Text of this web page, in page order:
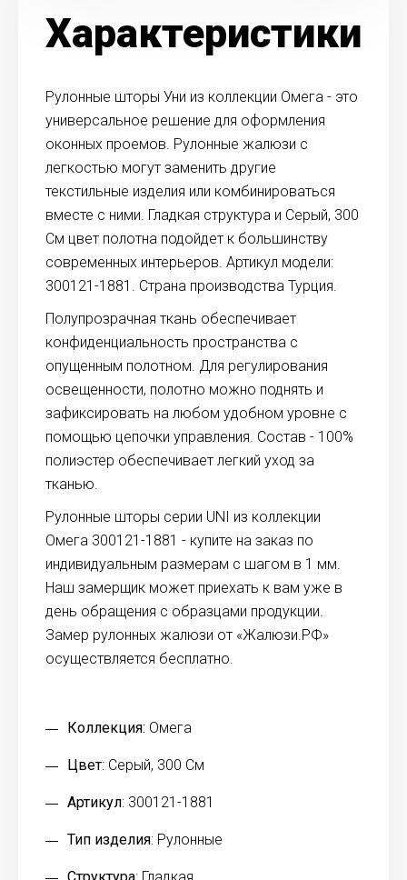
Характеристики
Рулонные шторы Уни из коллекции Омега - это
универсальное решение для оформления
оконных проемов. Рулонные жалюзи с
легкостью могут заменить другие
текстильные изделия или комбинироваться
вместе с ними. Гладкая структура и Серый, 300
См цвет полотна подойдет к большинству
современных интерьеров. Артикул модели:
300121-1881. Страна производства Турция.
Полупрозрачная ткань обеспечивает
конфиденциальность пространства с
опущенным полотном. Для регулирования
освещенности, полотно можно поднять и
зафиксировать на любом удобном уровне с
помощью цепочки управления. Состав - 100%
полиэстер обеспечивает легкий уход за
тканью.
Рулонные шторы серии UNI из коллекции
Омега 300121-1881 - купите на заказ по
индивидуальным размерам с шагом в 1 мм.
Наш замерщик может приехать к вам уже в
день обращения с образцами продукции.
Замер рулонных жалюзи от «Жалюзи.РФ»
осуществляется бесплатно.
Коллекция: Омега
Цвет: Серый, 300 См
Артикул: 300121-1881
Тип изделия: Рулонные